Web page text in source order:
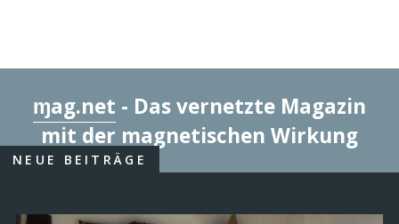
ɱag.net - Das vernetzte Magazin
mit der magnetischen Wirkung
NEUE BEITRÄGE